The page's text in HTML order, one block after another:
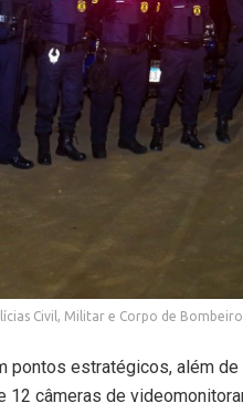
Civil, Militar e Corpo de
pontos estratégicos, além
12 câmeras de